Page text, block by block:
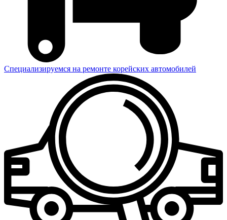
Специализируемся на ремонте корейских автомобилей